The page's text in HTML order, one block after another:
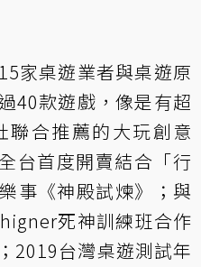
家桌遊業者與桌遊原
40款遊戲，像是有超
聯合推薦的大玩創意
台首度開賣結合「行
事《神殿試煉》；與
死神訓練班合作
2019台灣桌遊測試年